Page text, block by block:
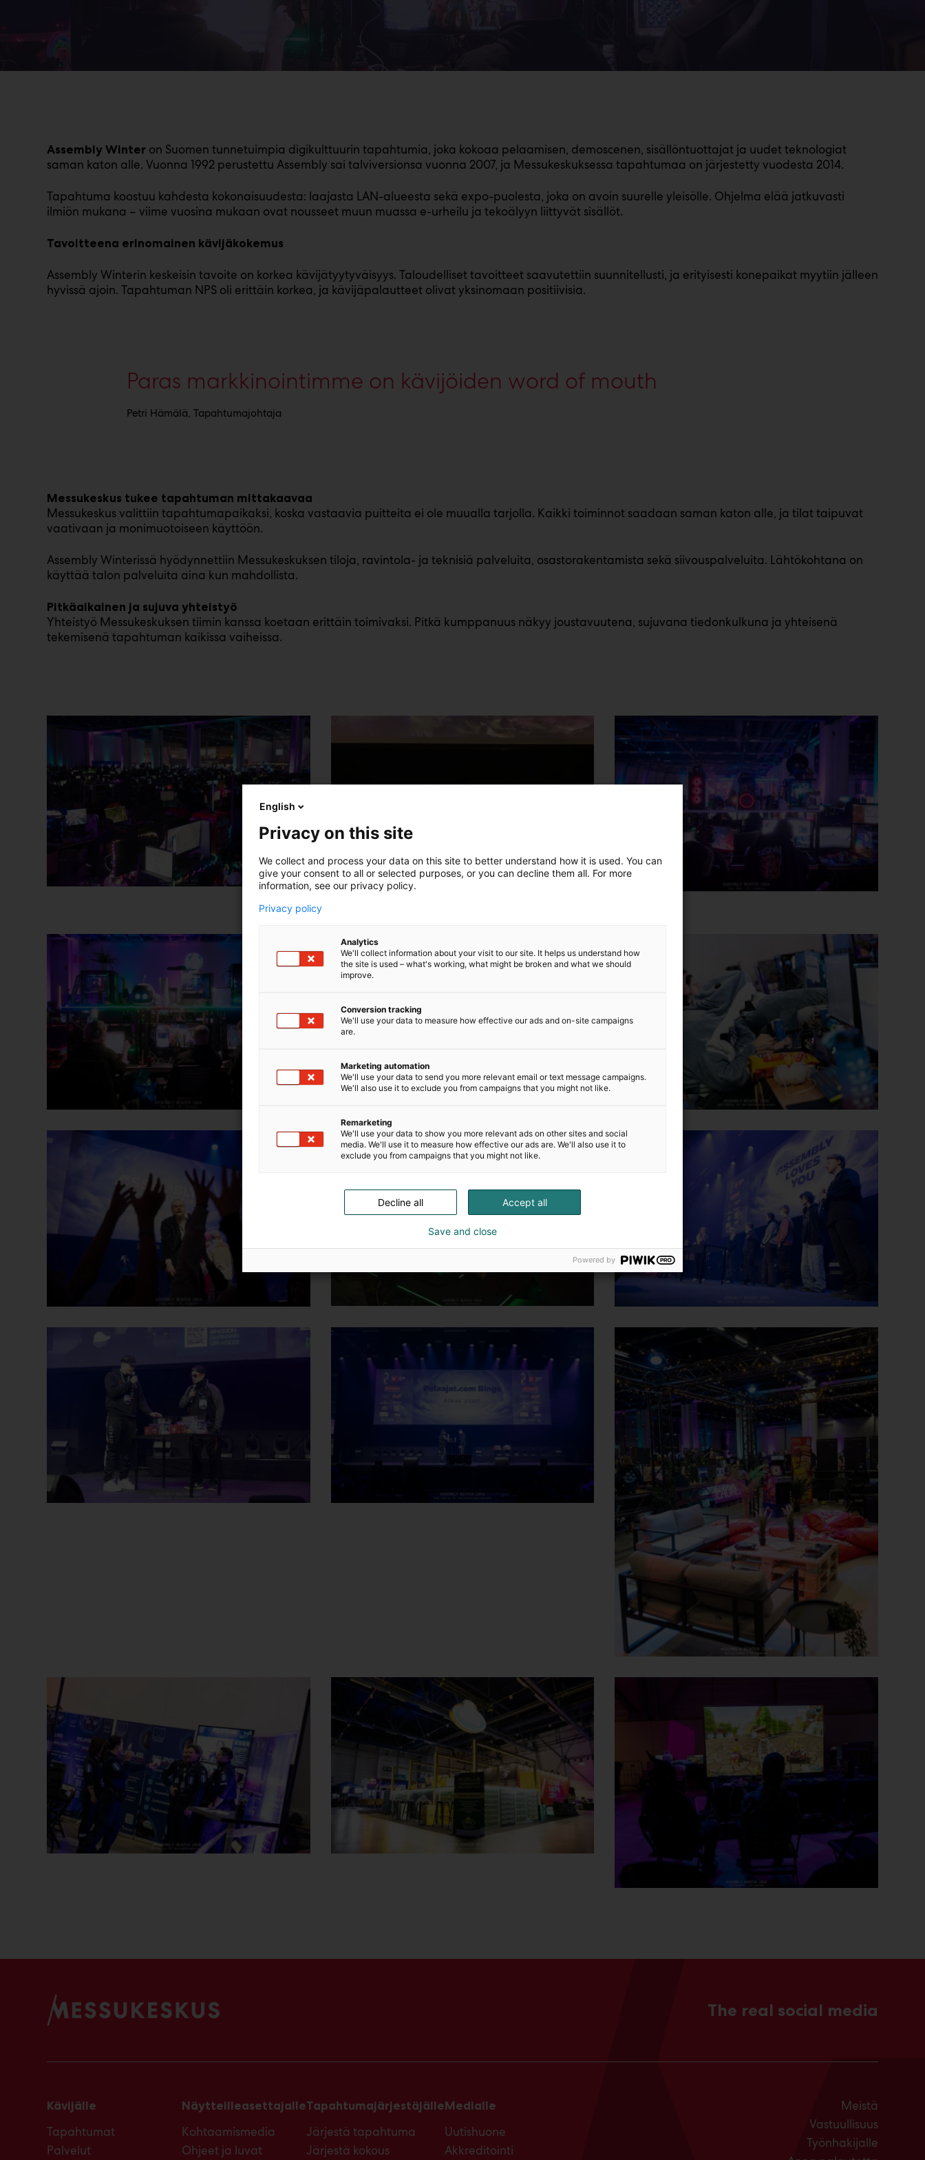
Assembly Winter on Suomen tunnetuimpia digikulttuurin tapahtumia, joka kokoaa pelaamisen, demoscenen, sisällöntuottajat ja uudet teknologiat
saman katon alle. Vuonna 1992 perustettu Assembly sai talviversionsa vuonna 2007, ja Messukeskuksessa tapahtumaa on järjestetty vuodesta 2014.
Tapahtuma koostuu kahdesta kokonaisuudesta: laajasta LAN-alueesta sekä expo-puolesta, joka on avoin suurelle yleisölle. Ohjelma elää jatkuvasti
ilmiön mukana – viime vuosina mukaan ovat nousseet muun muassa e-urheilu ja tekoälyyn liittyvät sisällöt.
Tavoitteena erinomainen kävijäkokemus
Assembly Winterin keskeisin tavoite on korkea kävijätyytyväisyys. Taloudelliset tavoitteet saavutettiin suunnitellusti, ja erityisesti konepaikat myytiin jälleen
hyvissä ajoin. Tapahtuman NPS oli erittäin korkea, ja kävijäpalautteet olivat yksinomaan positiivisia.
Paras markkinointimme on kävijöiden word of mouth
Petri Hämälä, Tapahtumajohtaja
Messukeskus tukee tapahtuman mittakaavaa
Messukeskus valittiin tapahtumapaikaksi, koska vastaavia puitteita ei ole muualla tarjolla. Kaikki toiminnot saadaan saman katon alle, ja tilat taipuvat
vaativaan ja monimuotoiseen käyttöön.
Assembly Winterissä hyödynnettiin Messukeskuksen tiloja, ravintola- ja teknisiä palveluita, osastorakentamista sekä siivouspalveluita. Lähtökohtana on
käyttää talon palveluita aina kun mahdollista.
Pitkäaikainen ja sujuva yhteistyö
Yhteistyö Messukeskuksen tiimin kanssa koetaan erittäin toimivaksi. Pitkä kumppanuus näkyy joustavuutena, sujuvana tiedonkulkuna ja yhteisenä
tekemisenä tapahtuman kaikissa vaiheissa.
The real social media
Kävijälle
Tapahtumat
Palvelut
Näytteilleasettajalle
Kohtaamismedia
Ohjeet ja luvat
Tapahtumajärjestäjälle
Järjestä tapahtuma
Järjestä kokous
Medialle
Uutishuone
Akkreditointi
Meistä
Vastuullisuus
Työnhakijalle
English
Privacy on this site
We collect and process your data on this site to better understand how it is used. You can
give your consent to all or selected purposes, or you can decline them all. For more
information, see our privacy policy.
Privacy policy
Analytics
We'll collect information about your visit to our site. It helps us understand how
the site is used – what's working, what might be broken and what we should
improve.
Conversion tracking
We'll use your data to measure how effective our ads and on-site campaigns
are.
Marketing automation
We'll use your data to send you more relevant email or text message campaigns.
We'll also use it to exclude you from campaigns that you might not like.
Remarketing
We'll use your data to show you more relevant ads on other sites and social
media. We'll use it to measure how effective our ads are. We'll also use it to
exclude you from campaigns that you might not like.
Accept all
Decline all
Save and close
Powered by